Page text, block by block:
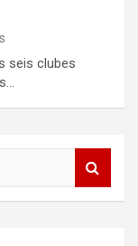
seis clubes